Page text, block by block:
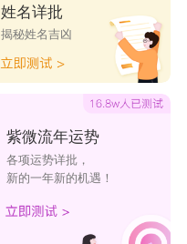
姓名详批
揭秘姓名吉凶
紫微流年运势
各项运势详批，
新的一年新的机遇！